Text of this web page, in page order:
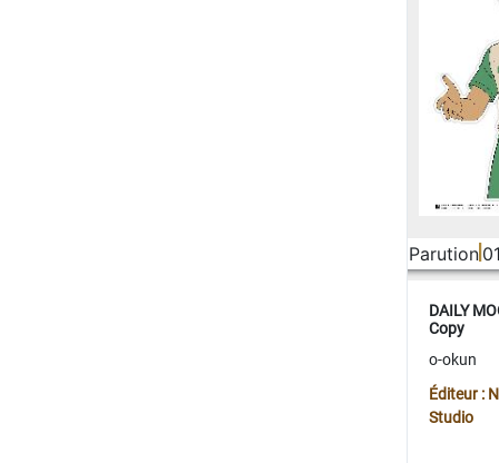
Parution
DAILY
Copy
o-okun
Éditeur :
Studio